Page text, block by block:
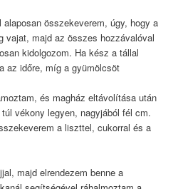
összekeverem, úgy, hogy a
vajat, majd az összes hozzávalóval
kidolgozom. Ha kész a tállal
az időre, míg a gyümölcsöt
és magház eltávolítása után
vékony legyen, nagyjából fél cm.
a liszttel, cukorral és a
majd elrendezem benne a